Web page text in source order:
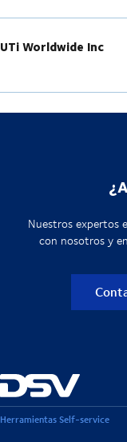
UTi Worldwide Inc
Nuestros expertos
con nosotros y
Herramientas Self-service